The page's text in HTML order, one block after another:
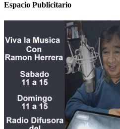
Espacio Publicitario